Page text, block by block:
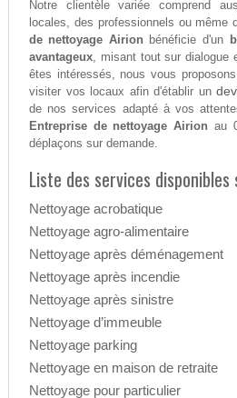
Notre clientèle variée comprend
locales, des professionnels ou même
de nettoyage Airion bénéficie d'un
avantageux, misant tout sur dialogue
êtes intéressés, nous vous
visiter vos locaux afin d'établir un
de nos services adapté à vos
Entreprise de nettoyage Airion au
déplaçons sur demande.
Liste des services disponibles
Nettoyage acrobatique
Nettoyage agro-alimentaire
Nettoyage après déménagement
Nettoyage après incendie
Nettoyage après sinistre
Nettoyage d’immeuble
Nettoyage parking
Nettoyage en maison de retraite
Nettoyage pour particulier